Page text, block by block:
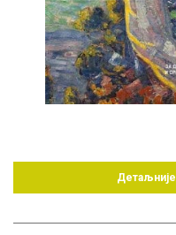
Детаљније